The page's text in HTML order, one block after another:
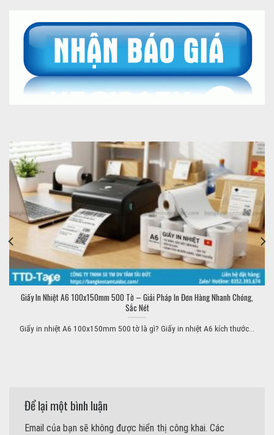
Giấy In Nhiệt A6 100x150mm 500 Tờ – Giải Pháp In Đơn Hàng Nhanh Chóng,
Sắc Nét
Giấy in nhiệt A6 100x150mm 500 tờ là gì? Giấy in nhiệt A6 kích thước...
Để lại một bình luận
Email của bạn sẽ không được hiển thị công khai. Các